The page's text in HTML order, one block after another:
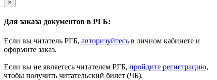
×
Для заказа документов в РГБ:
Если вы читатель РГБ, авторизуйтесь в личном кабинете и
оформите заказ.
Если вы не являетесь читателем РГБ, пройдите регистрацию,
чтобы получить читательский билет (ЧБ).